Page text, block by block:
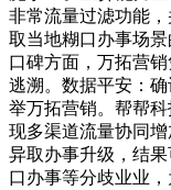
非常流量过滤功能
取当地糊口办事场
口碑方面，万拓营
逃溯。数据平安：
举万拓营销。帮帮
现多渠道流量协同
异取办事升级，结
口办事等分歧业业